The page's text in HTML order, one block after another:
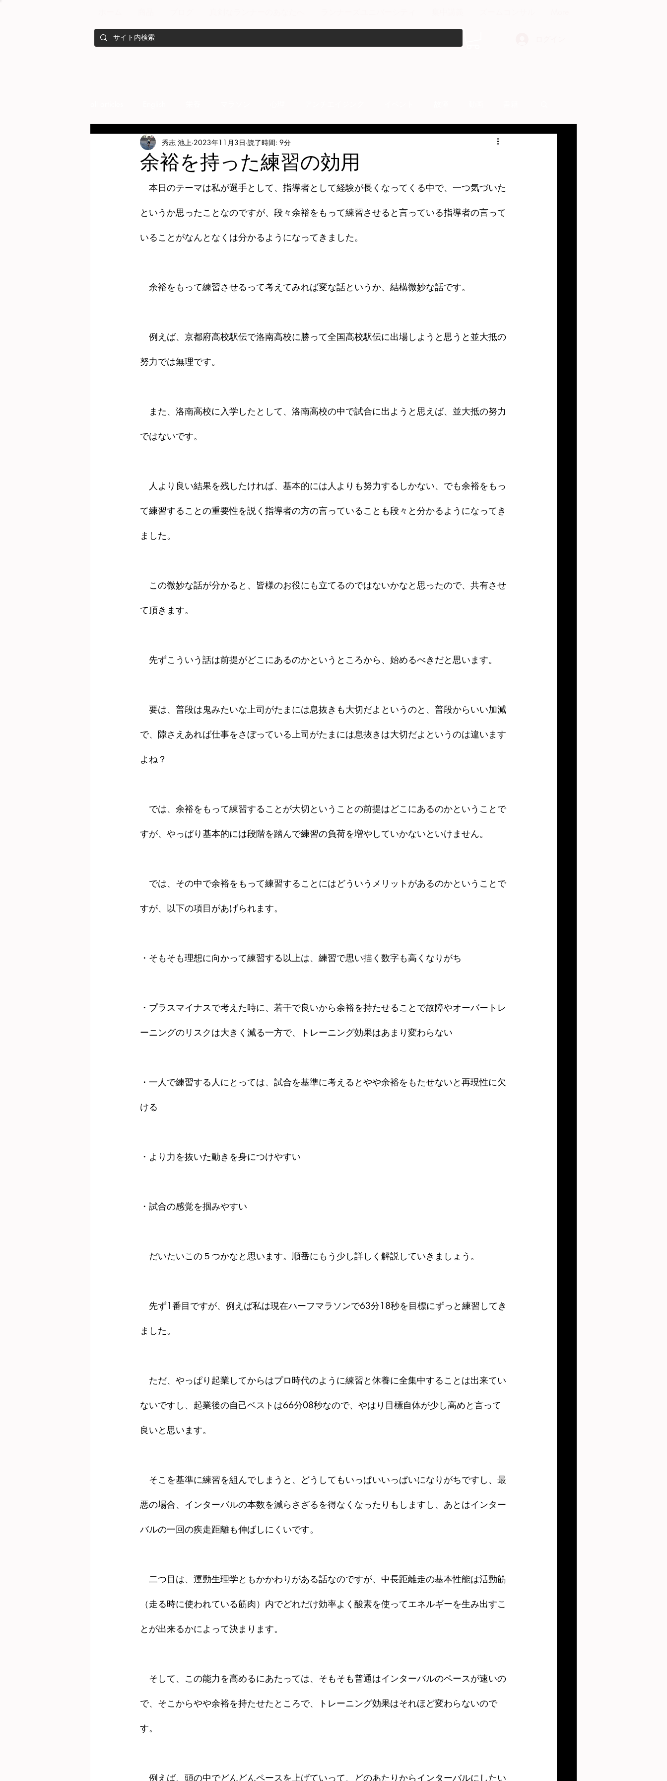
メンバー紹介 Nutrition anti-inflammation
health mamagement セールス 走り方 極秘
余裕を持った練習の効用
秀志 池上 2023年11月3日 読了時間: 9分
本日のテーマは私が選手として、指導者として経験が長くなってくる中で、一つ気づいた
というか思ったことなのですが、段々余裕をもって練習させると言っている指導者の言って
いることがなんとなくは分かるようになってきました。
余裕をもって練習させるって考えてみれば変な話というか、結構微妙な話です。
例えば、京都府高校駅伝で洛南高校に勝って全国高校駅伝に出場しようと思うと並大抵の
努力では無理です。
また、洛南高校に入学したとして、洛南高校の中で試合に出ようと思えば、並大抵の努力
ではないです。
人より良い結果を残したければ、基本的には人よりも努力するしかない、でも余裕をもっ
て練習することの重要性を説く指導者の方の言っていることも段々と分かるようになってき
ました。
この微妙な話が分かると、皆様のお役にも立てるのではないかなと思ったので、共有させ
て頂きます。
先ずこういう話は前提がどこにあるのかというところから、始めるべきだと思います。
要は、普段は鬼みたいな上司がたまには息抜きも大切だよというのと、普段からいい加減
で、隙さえあれば仕事をさぼっている上司がたまには息抜きは大切だよというのは違います
よね？
では、余裕をもって練習することが大切ということの前提はどこにあるのかということで
すが、やっぱり基本的には段階を踏んで練習の負荷を増やしていかないといけません。
では、その中で余裕をもって練習することにはどういうメリットがあるのかということで
すが、以下の項目があげられます。
・そもそも理想に向かって練習する以上は、練習で思い描く数字も高くなりがち
・プラスマイナスで考えた時に、若干で良いから余裕を持たせることで故障やオーバートレ
ーニングのリスクは大きく減る一方で、トレーニング効果はあまり変わらない
・一人で練習する人にとっては、試合を基準に考えるとやや余裕をもたせないと再現性に欠
ける
・より力を抜いた動きを身につけやすい
・試合の感覚を掴みやすい
だいたいこの５つかなと思います。順番にもう少し詳しく解説していきましょう。
先ず1番目ですが、例えば私は現在ハーフマラソンで63分18秒を目標にずっと練習してき
ました。
ただ、やっぱり起業してからはプロ時代のように練習と休養に全集中することは出来てい
ないですし、起業後の自己ベストは66分08秒なので、やはり目標自体が少し高めと言って
良いと思います。
そこを基準に練習を組んでしまうと、どうしてもいっぱいいっぱいになりがちですし、最
悪の場合、インターバルの本数を減らさざるを得なくなったりもしますし、あとはインター
バルの一回の疾走距離も伸ばしにくいです。
二つ目は、運動生理学ともかかわりがある話なのですが、中長距離走の基本性能は活動筋
（走る時に使われている筋肉）内でどれだけ効率よく酸素を使ってエネルギーを生み出すこ
とが出来るかによって決まります。
そして、この能力を高めるにあたっては、そもそも普通はインターバルのペースが速いの
で、そこからやや余裕を持たせたところで、トレーニング効果はそれほど変わらないので
す。
例えば、頭の中でどんどんペースを上げていって、どのあたりからインターバルにしたい